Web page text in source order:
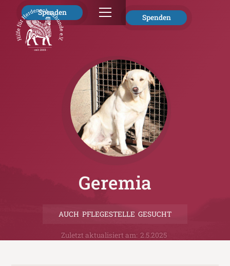
Spenden
Spenden
Geremia
AUCH PFLEGESTELLE GESUCHT
Zuletzt aktualisiert am: 2.5.2025